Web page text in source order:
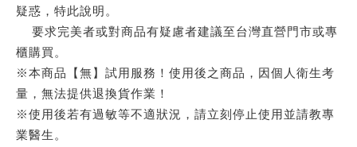
疑惑，特此說明。
要求完美者或對商品有疑慮者建議至台灣直營門市或專
櫃購買。
※本商品【無】試用服務！使用後之商品，因個人衛生考
量，無法提供退換貨作業！
※使用後若有過敏等不適狀況，請立刻停止使用並請教專
業醫生。